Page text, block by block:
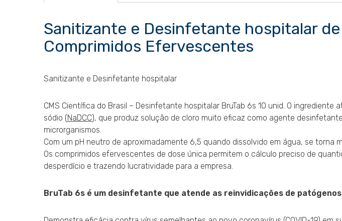
Sanitizante e Desinfetante hospitalar
Comprimidos Efervescentes
Sanitizante e Desinfetante hospitalar
CMS Científica do Brasil – Desinfetante hospitalar BruTab 6s 10 unid. O
sódio (NaDCC), que produz solução de cloro muito eficaz como agente
microrganismos.
Com um pH neutro de aproximadamente 6,5 quando dissolvido em água, se torna
Os comprimidos efervescentes de dose única permitem o cálculo preciso de
desperdício e trazendo lucratividade para a empresa.
BruTab 6s é um desinfetante que atende as reinvidicações de patógenos